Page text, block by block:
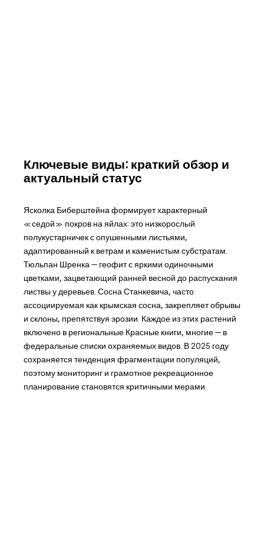
Ключевые виды: краткий обзор и
актуальный статус
Ясколка Биберштейна формирует характерный
«седой» покров на яйлах: это низкорослый
полукустарничек с опушенными листьями,
адаптированный к ветрам и каменистым субстратам.
Тюльпан Шренка — геофит с яркими одиночными
цветками, зацветающий ранней весной до распускания
листвы у деревьев. Сосна Станкевича, часто
ассоциируемая как крымская сосна, закрепляет обрывы
и склоны, препятствуя эрозии. Каждое из этих растений
включено в региональные Красные книги, многие — в
федеральные списки охраняемых видов. В 2025 году
сохраняется тенденция фрагментации популяций,
поэтому мониторинг и грамотное рекреационное
планирование становятся критичными мерами.